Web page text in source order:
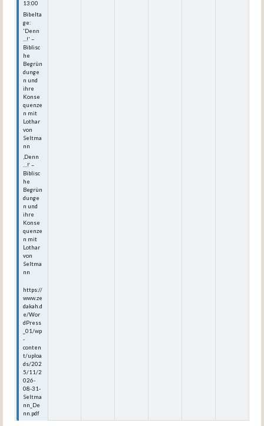
13:00
Bibelta
ge:
'Denn
...!' –
Biblisc
he
Begrün
dunge
n und
ihre
Konse
quenze
n mit
Lothar
von
Seltma
nn
‚Denn
…!‘ –
Biblisc
he
Begrün
dunge
n und
ihre
Konse
quenze
n mit
Lothar
von
Seltma
nn
https://
www.ze
dakah.d
e/Wor
dPress
_01/wp
-
conten
t/uploa
ds/202
5/11/2
026-
08-31-
Seltma
nn_De
nn.pdf